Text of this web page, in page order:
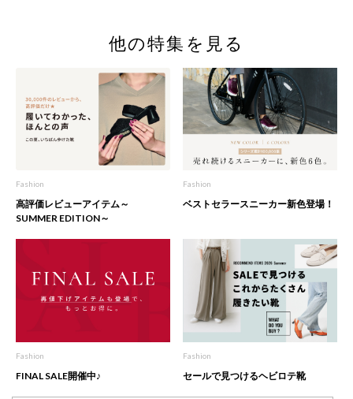
他の特集を見る
Fashion
高評価レビューアイテム～
SUMMER EDITION～
Fashion
ベストセラースニーカー新色登場！
Fashion
FINAL SALE開催中♪
Fashion
セールで見つけるヘビロテ靴